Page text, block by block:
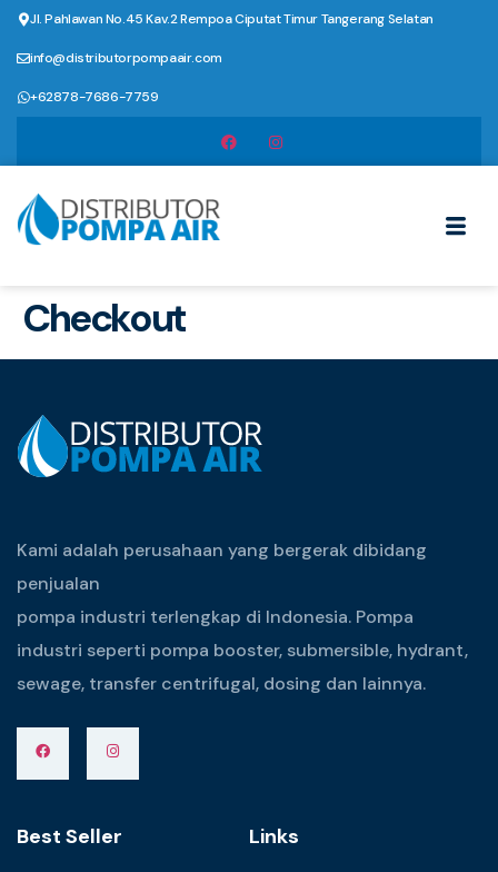
Jl. Pahlawan No.45 Kav.2 Rempoa Ciputat Timur Tangerang Selatan
info@distributorpompaair.com
+62878-7686-7759
Checkout
Kami adalah perusahaan yang bergerak dibidang
penjualan
pompa industri terlengkap di Indonesia. Pompa
industri seperti pompa booster, submersible, hydrant,
sewage, transfer centrifugal, dosing dan lainnya.
Best Seller Links